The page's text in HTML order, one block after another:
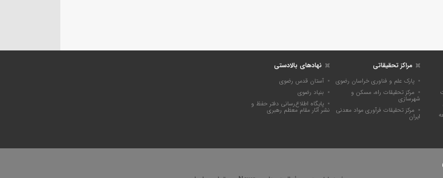
مراکز تحقیقاتی
پارک علم و فناوری خراسان رضوی
مرکز تحقیقات راه، مسکن و
شهرسازی
مرکز تحقیقات فرآوری مواد معدنی
ایران
نهادهای بالادستی
آستان قدس رضوی
بنیاد رضوی
پايگاه اطلاع‌رسانی دفتر حفظ و
نشر آثار مقام معظم رهبری